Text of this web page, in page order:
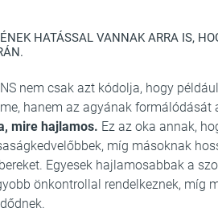
HATÁSSAL VANNAK ARRA IS,
nem csak azt kódolja, hogy
hanem az agyának formálódását
mire hajlamos. Ez az oka annak,
míg másoknak
Egyesek hajlamosabbak a
önkontrollal rendelkeznek, míg